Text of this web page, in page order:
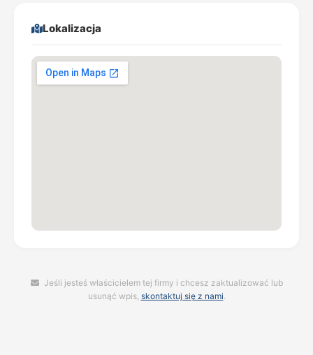
Lokalizacja
Jeśli jesteś właścicielem tej firmy i chcesz zaktualizować lub
usunąć wpis, skontaktuj się z nami.